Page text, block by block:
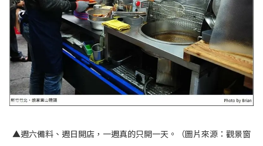
▲週六備料、週日開店，一週真的只開一天。（圖片來源： 觀景窗